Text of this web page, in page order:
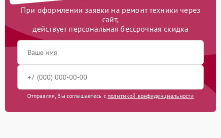
При оформлении заявки на ремонт техники через
сайт,
действует персональная бессрочная скидка
Отправляя, Вы соглашаетесь с политикой конфиденциальности